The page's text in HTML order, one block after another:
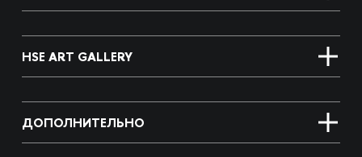
HSE ART GALLERY
ДОПОЛНИТЕЛЬНО